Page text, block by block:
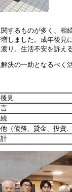
するものが多く、
しました。成年後見
り、生活不安を訴え
決の一助となるべく
見
（債務、貸金、投資